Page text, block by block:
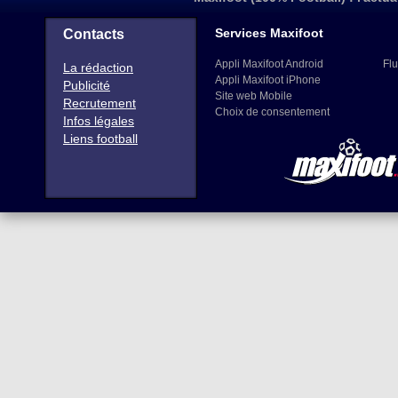
Contacts
La rédaction
Publicité
Recrutement
Infos légales
Liens football
Services Maxifoot
Appli Maxifoot Android
Appli Maxifoot iPhone
Site web Mobile
Choix de consentement